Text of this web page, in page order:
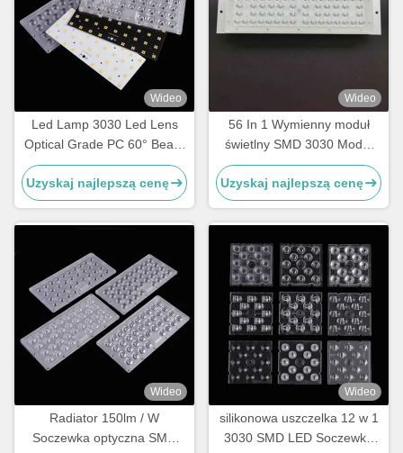
Wideo
Led Lamp 3030 Led Lens
Optical Grade PC 60° Beam
Angle
Uzyskaj najlepszą cenę
Wideo
56 In 1 Wymienny moduł
świetlny SMD 3030 Moduł
Led 155X80 stopni
Uzyskaj najlepszą cenę
Wideo
Radiator 150lm / W
Soczewka optyczna SMD
Wideo
silikonowa uszczelka 12 w 1
3030 SMD LED Soczewka